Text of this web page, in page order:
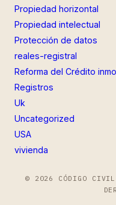
Propiedad horizontal
Propiedad intelectual
Protección de datos
reales-registral
Reforma del Crédito
Registros
Uk
Uncategorized
USA
vivienda
© 2026 CÓDIGO CIVIL